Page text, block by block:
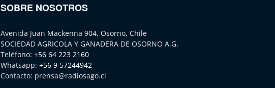
SOBRE NOSOTROS
Avenida Juan Mackenna 904, Osorno, Chile
SOCIEDAD AGRICOLA Y GANADERA DE OSORNO A.G.
Teléfono: +56 64 223 2160
Whatsapp: +56 9 57244942
Contacto: prensa@radiosago.cl